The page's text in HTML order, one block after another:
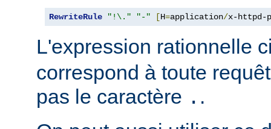
RewriteRule "!\." "-" [H=application/x-httpd-
L'expression rationnelle
correspond à toute
pas le caractère . .